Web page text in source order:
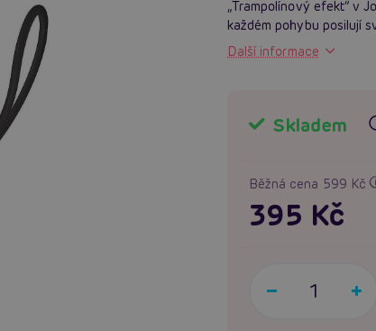
„Trampolínový efekt“ v
každém pohybu posilují
Další informace
Skladem
Běžná cena 599 Kč
395 Kč